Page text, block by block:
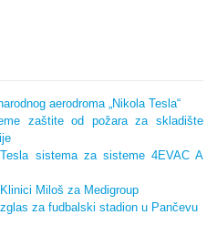
aerodroma „Nikola Tesla“
zaštite od požara za skladište
sistema za sisteme 4EVAC A
Miloš za Medigroup
za fudbalski stadion u Pančevu